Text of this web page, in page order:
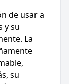
de usar a
y su
La
su